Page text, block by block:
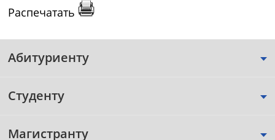
Распечатать
Абитуриенту
Студенту
Магистранту